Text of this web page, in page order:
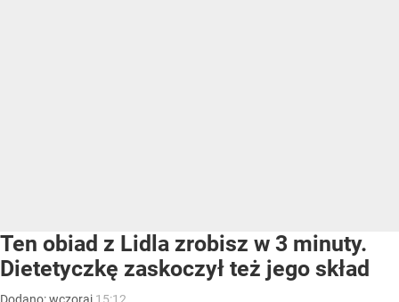
Ten obiad z Lidla zrobisz w 3 minuty.
Dietetyczkę zaskoczył też jego skład